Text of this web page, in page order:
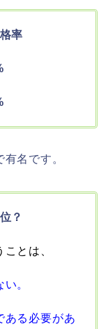
率
名です。
？
とは、
。
ある必要があ